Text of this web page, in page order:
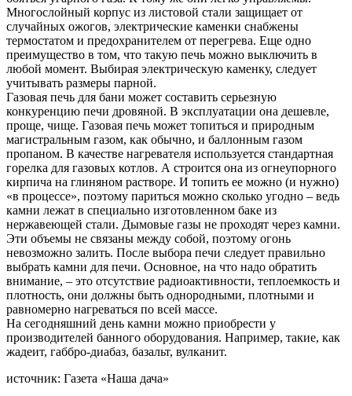
Многослойный корпус из листовой стали защищает от
случайных ожогов, электрические каменки снабжены
термостатом и предохранителем от перегрева. Еще одно
преимущество в том, что такую печь можно выключить в
любой момент. Выбирая электрическую каменку, следует
учитывать размеры парной.
Газовая печь для бани может составить серьезную
конкуренцию печи дровяной. В эксплуатации она дешевле,
проще, чище. Газовая печь может топиться и природным
магистральным газом, как обычно, и баллонным газом
пропаном. В качестве нагревателя используется стандартная
горелка для газовых котлов. А строится она из огнеупорного
кирпича на глиняном растворе. И топить ее можно (и нужно)
«в процессе», поэтому париться можно сколько угодно – ведь
камни лежат в специально изготовленном баке из
нержавеющей стали. Дымовые газы не проходят через камни.
Эти объемы не связаны между собой, поэтому огонь
невозможно залить. После выбора печи следует правильно
выбрать камни для печи. Основное, на что надо обратить
внимание, – это отсутствие радиоактивности, теплоемкость и
плотность, они должны быть однородными, плотными и
равномерно нагреваться по всей массе.
На сегодняшний день камни можно приобрести у
производителей банного оборудования. Например, такие, как
жадеит, габбро-диабаз, базальт, вулканит.
источник: Газета «Наша дача»